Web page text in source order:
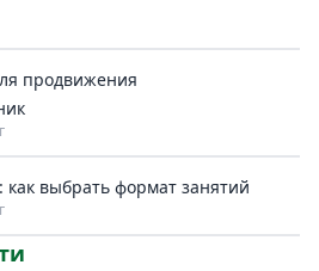
продвижения
как выбрать формат занятий